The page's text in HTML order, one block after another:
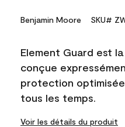
Benjamin Moore SKU#
Element Guard est
conçue
protection
tous les temps.
Voir les détails du produit